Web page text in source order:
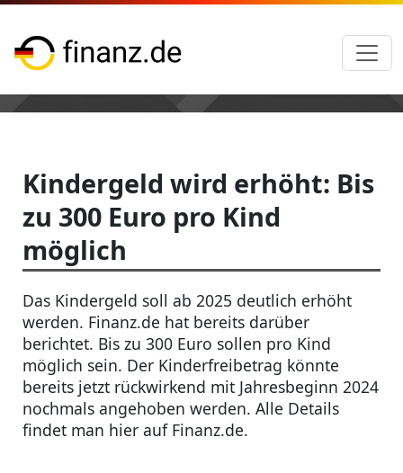
Kindergeld wird erhöht: Bis
zu 300 Euro pro Kind
möglich
Das Kindergeld soll ab 2025 deutlich erhöht
werden. Finanz.de hat bereits darüber
berichtet. Bis zu 300 Euro sollen pro Kind
möglich sein. Der Kinderfreibetrag könnte
bereits jetzt rückwirkend mit Jahresbeginn 2024
nochmals angehoben werden. Alle Details
findet man hier auf Finanz.de.